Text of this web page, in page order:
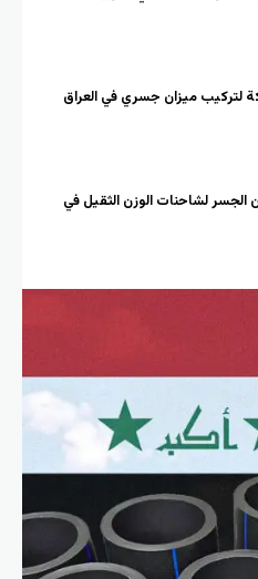
لتركيب ميزان جسري في العراق
الجسر لشاحنات الوزن الثقيل في